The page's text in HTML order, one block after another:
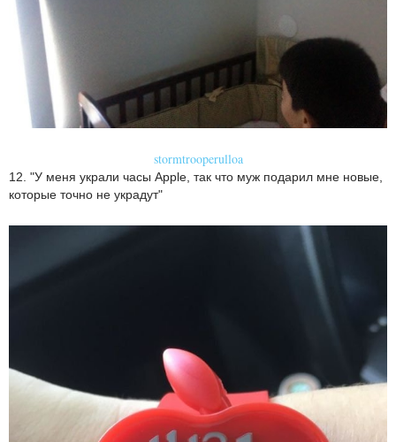
stormtrooperulloa
12. "У меня украли часы Apple, так что муж подарил мне новые,
которые точно не украдут"